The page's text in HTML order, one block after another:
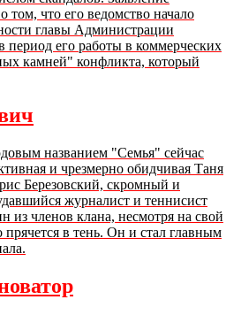
том, что его ведомство начало
главы Администрации
его работы в коммерческих
камней" конфликта, который
названием "Семья" сейчас
и чрезмерно обидчивая Таня
Березовский, скромный и
журналист и теннисист
членов клана, несмотря на свой
в тень. Он и стал главным